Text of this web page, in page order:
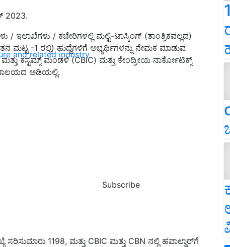
and related industry
Subscribe
2023.
ಇಲಾಖೆಗಳು / ಕಚೇರಿಗಳಲ್ಲಿ ಮಲ್ಟಿ-ಟಾಸ್ಕಿಂಗ್ (ತಾಂತ್ರಿಕವಲ್ಲದ)
ಮಟ್ಟ -1 ರಲ್ಲಿ) ಹುದ್ದೆಗಳಿಗೆ ಅಭ್ಯರ್ಥಿಗಳನ್ನು ನೇಮಕ ಮಾಡುವ
ಕಸ್ಟಮ್ಸ್ ಮಂಡಳಿ (CBIC) ಮತ್ತು ಕೇಂದ್ರೀಯ ನಾರ್ಕೋಟಿಕ್ಸ್
ಅಡಿಯಲ್ಲಿ.
1198, ಮತ್ತು CBIC ಮತ್ತು CBN ನಲ್ಲಿ ಹವಾಲ್ದಾರ್‌ಗೆ